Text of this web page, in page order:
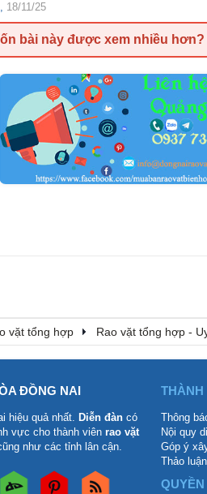
, 18/11/25
bài này được xem nhiều hơn?
vặt tổng hợp Rao vặt tổng hợp -
ĐỒNG NAI
hiệu quả nhất. Diễn đàn có
vực cho thành viên rao vặt
như các tỉnh lân cận.
THÀNH
Thông
Nội quy
Góp ý
Thảo